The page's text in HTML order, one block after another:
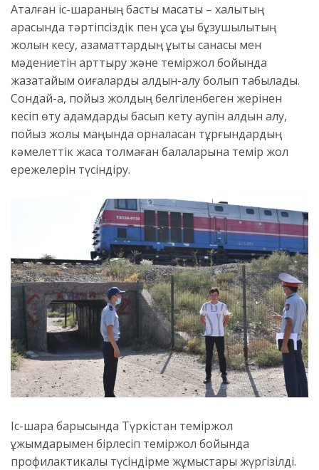
Аталған іс-шараның басты мақсаты – халықтың
арасында тәртіпсіздік пен ұсақ құқық бұзушылықтың
жолын кесу, азаматтардың құқықтық санасы мен
мәдениетін арттыру және теміржол бойында
жазатайым оқиғаларды алдын-алу болып табылады.
Сондай-ақ, пойыз жолдың белгіленбеген жерінен
кесіп өту адамдарды басып кету қаупін алдын алу,
пойыз жолы маңында орналасқан тұрғындардың
кәмелеттік жасқа толмаған балаларына темір жол
ережелерін түсіндіру.
Іс-шара барысында Түркістан теміржол
ұжымдарымен бірлесіп теміржол бойында
профилактикалық түсіндірме жұмыстары жүргізілді.